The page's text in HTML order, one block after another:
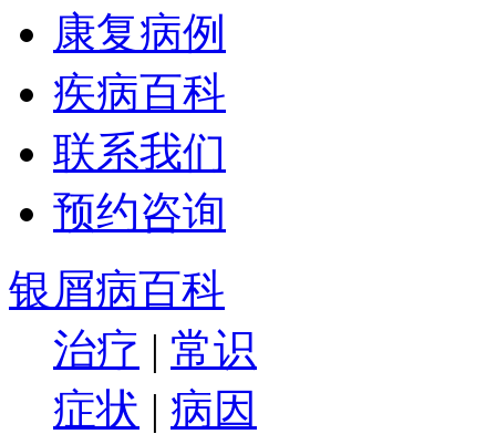
康复病例
疾病百科
联系我们
预约咨询
银屑病百科
治疗 | 常识
症状 | 病因